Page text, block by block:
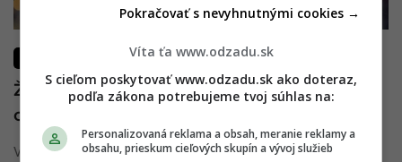
Žiadny muž nechce stíhačku: Nedovoľ
citom prebrať kontrolu nad rozumom
V súčasnosti je obrovskou vzácnosťou nájsť partnera, ktorý
Víta ťa www.odzadu.sk
S cieľom poskytovať www.odzadu.sk ako doteraz,
podľa zákona potrebujeme tvoj súhlas na:
Personalizovaná reklama a obsah, meranie reklamy a
obsahu, prieskum cieľových skupín a vývoj služieb
Pokračovať s nevyhnutnými cookies →